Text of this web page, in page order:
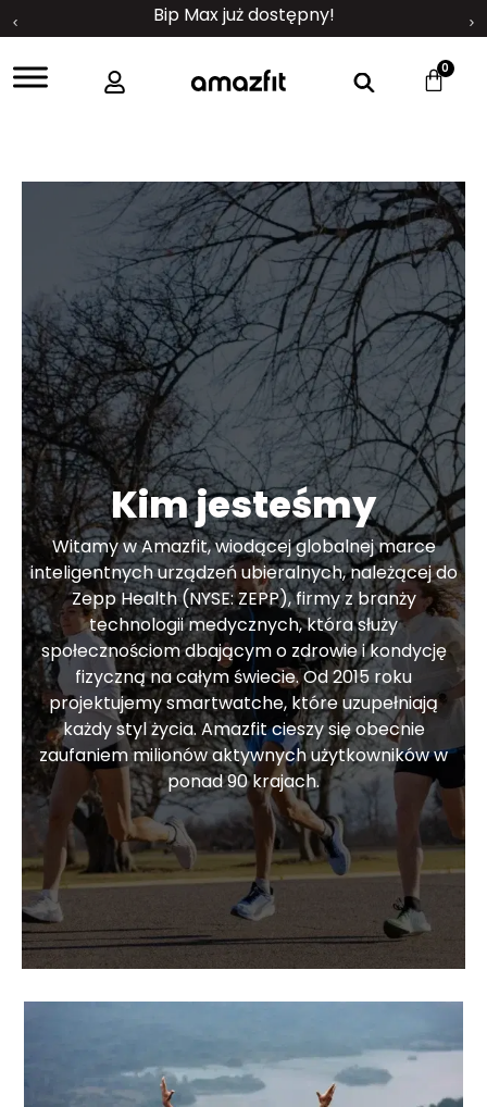
Bip Max już dostępny!
0
Kim jesteśmy
Witamy w Amazfit, wiodącej globalnej marce
inteligentnych urządzeń ubieralnych, należącej do
Zepp Health (NYSE: ZEPP), firmy z branży
technologii medycznych, która służy
społecznościom dbającym o zdrowie i kondycję
fizyczną na całym świecie. Od 2015 roku
projektujemy smartwatche, które uzupełniają
każdy styl życia. Amazfit cieszy się obecnie
zaufaniem milionów aktywnych użytkowników w
ponad 90 krajach.